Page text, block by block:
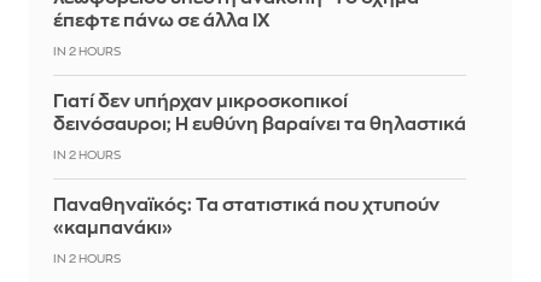
έπεφτε πάνω σε άλλα ΙΧ
IN 2 HOURS
Γιατί δεν υπήρχαν μικροσκοπικοί
δεινόσαυροι; Η ευθύνη βαραίνει τα θηλαστικά
IN 2 HOURS
Παναθηναϊκός: Τα στατιστικά που χτυπούν
«καμπανάκι»
IN 2 HOURS